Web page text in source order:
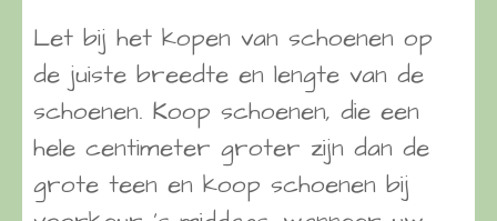
Let bij het kopen van schoenen op
de juiste breedte en lengte van de
schoenen. Koop schoenen, die een
hele centimeter groter zijn dan de
grote teen en koop schoenen bij